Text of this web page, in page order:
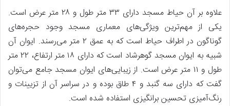
علاوه بر آن حیاط مسجد دارای ۳۳ متر طول و ۲۸ متر عرض است.
یکی از مهم‌ترین ویژگی‌های معماری مسجد وجود حجره‌های
گوناگون در اطراف حیاط است که به عمق ۲ متر می‌رسند. ایوان آن
شبیه به ایوان مسجد گوهرشاد است که دارای ۱۸ متر ارتفاع، ۲۲ متر
طول و ۱۱ متر عرض است. از زیبایی‌های ایوان مسجد جامع می‌توان
گفت که دارای سه گنبد و ۴ طاق بوده و در سراسر آن از تزیینات و
رنگ‌آمیزی تحسین برانگیزی استفاده شده است.